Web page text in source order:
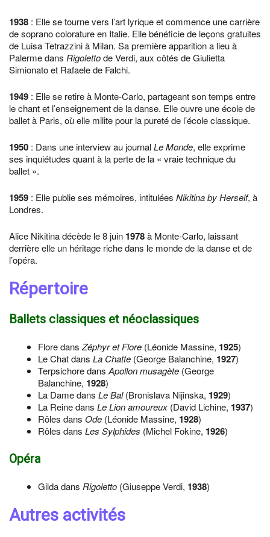
1938 : Elle se tourne vers l’art lyrique et commence une carrière
de soprano colorature en Italie. Elle bénéficie de leçons gratuites
de Luisa Tetrazzini à Milan. Sa première apparition a lieu à
Palerme dans Rigolettode Verdi, aux côtés de Giulietta
Simionato et Rafaele de Falchi.
1949 : Elle se retire à Monte-Carlo, partageant son temps entre
le chant et l’enseignement de la danse. Elle ouvre une école de
ballet à Paris, où elle milite pour la pureté de l’école classique.
1950 : Dans une interview au journalLe Monde, elle exprime
ses inquiétudes quant à la perte de la « vraie technique du
ballet ».
1959 : Elle publie ses mémoires, intitulées Nikitina by Herself, à
Londres.
Alice Nikitina décède le 8 juin 1978à Monte-Carlo, laissant
derrière elle un héritage riche dans le monde de la danse et de
l’opéra.
Répertoire
Ballets classiques et néoclassiques
Flore dans Zéphyr et Flore (Léonide Massine, 1925)
Le Chat dans La Chatte (George Balanchine, 1927)
Terpsichore dans Apollon musagète (George
Balanchine, 1928)
La Dame dans Le Bal(Bronislava Nijinska, 1929)
La Reine dans Le Lion amoureux (David Lichine, 1937)
Rôles dans Ode (Léonide Massine, 1928)
Rôles dans Les Sylphides (Michel Fokine, 1926)
Opéra
Gilda dans Rigoletto (Giuseppe Verdi, 1938)
Autres activités